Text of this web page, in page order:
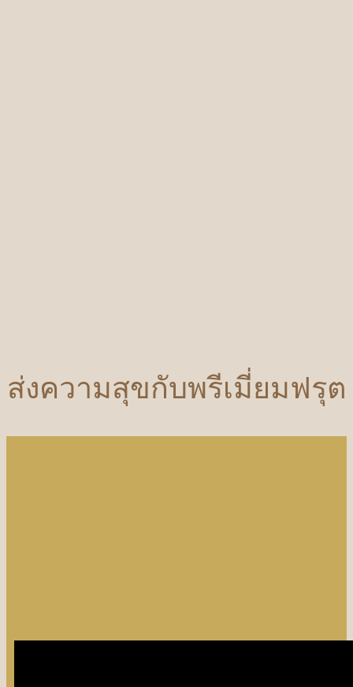
ส่งความสุขกับพรีเมี่ยมฟรุต